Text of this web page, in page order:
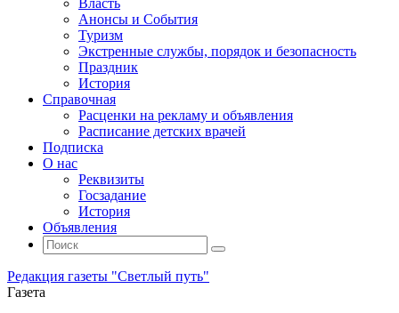
Власть
Анонсы и События
Туризм
Экстренные службы, порядок и безопасность
Праздник
История
Справочная
Расценки на рекламу и объявления
Расписание детских врачей
Подписка
О нас
Реквизиты
Госзадание
История
Объявления
Поиск
Искать:
Поиск
Редакция газеты "Светлый путь"
Газета